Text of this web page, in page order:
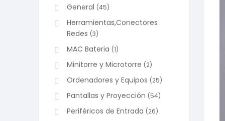
General (45)
Herramientas,Conectores
Redes (3)
MAC Bateria (1)
Minitorre y Microtorre (2)
Ordenadores y Equipos (25)
Pantallas y Proyección (54)
Periféricos de Entrada (26)